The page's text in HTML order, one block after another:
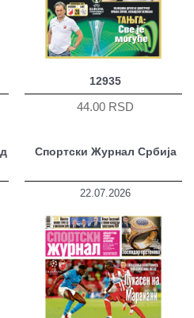
12935
44.00 RSD
Спортски Журнал Србија
22.07.2026